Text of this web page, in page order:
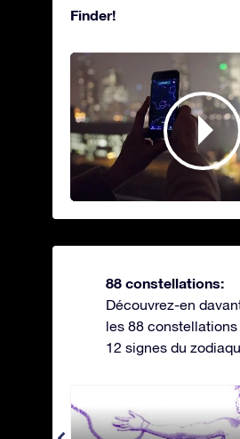
Finder!
88 constellations:
Découvrez-en
les 88
12 signes du
Andromeda -